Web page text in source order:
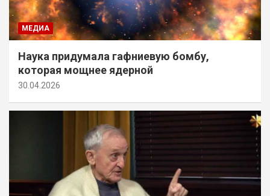
МЕДИА
Наука придумала гафниевую бомбу,
которая мощнее ядерной
30.04.2026